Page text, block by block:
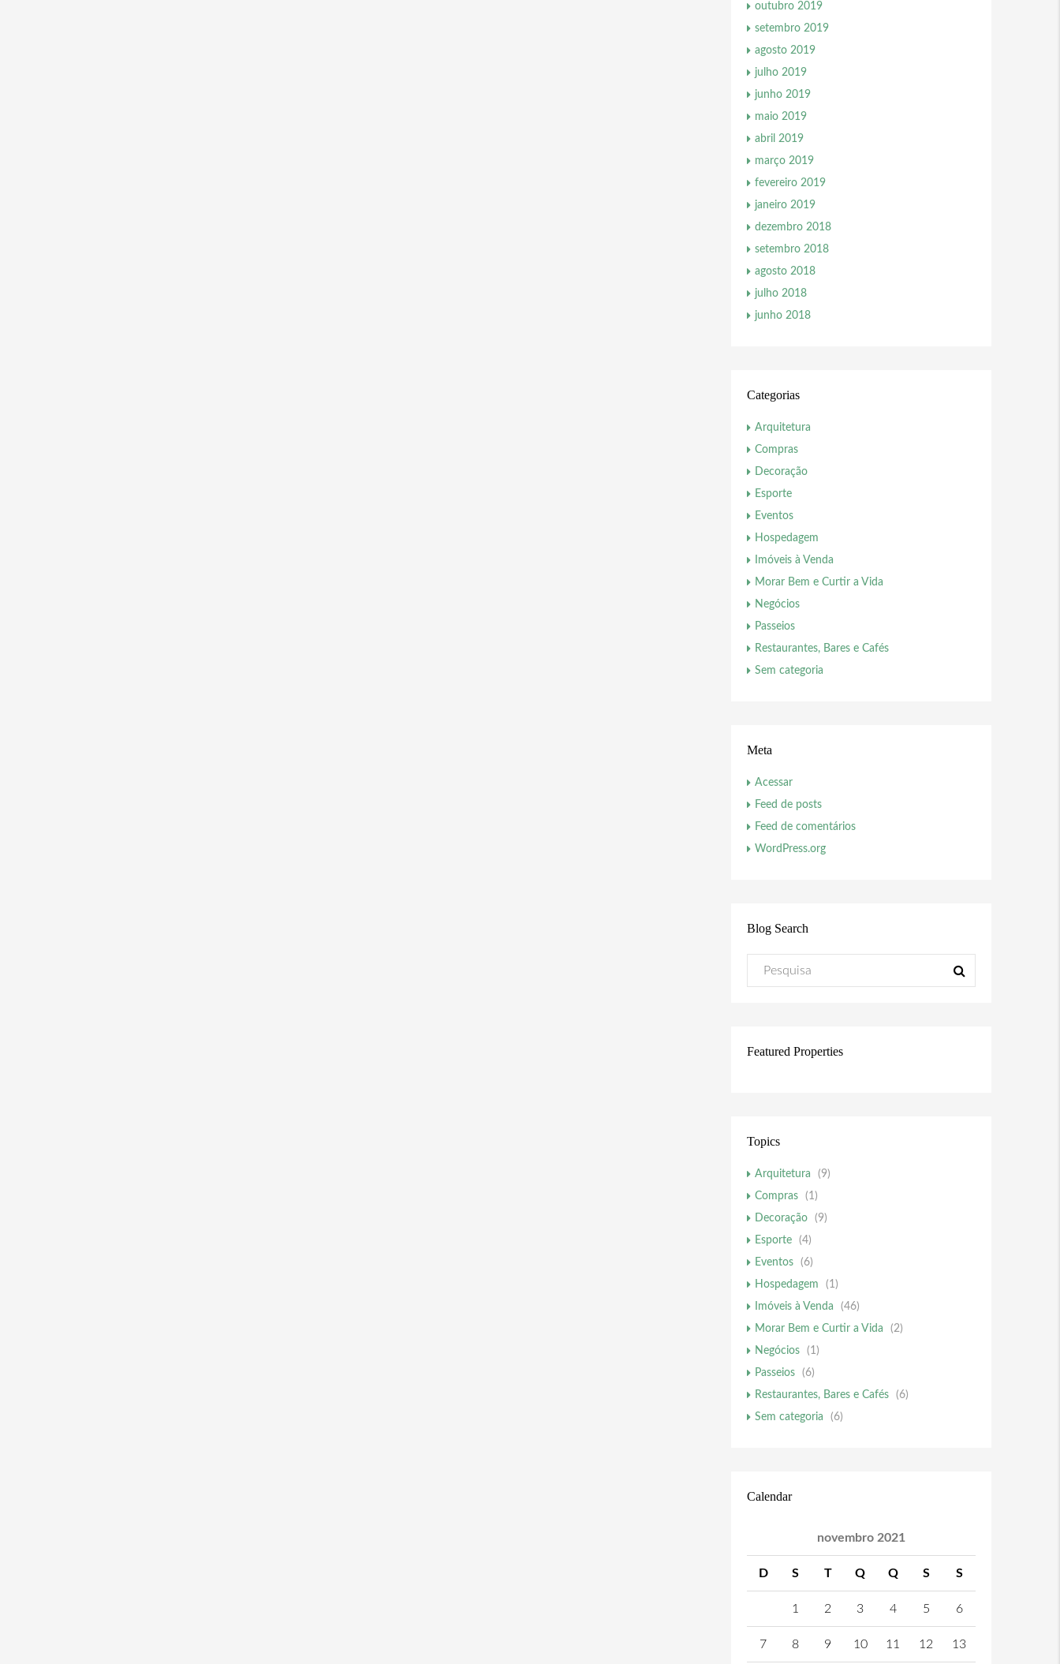
outubro 2019
setembro 2019
agosto 2019
julho 2019
junho 2019
maio 2019
abril 2019
março 2019
fevereiro 2019
janeiro 2019
dezembro 2018
setembro 2018
agosto 2018
julho 2018
junho 2018
Categorias
Arquitetura
Compras
Decoração
Esporte
Eventos
Hospedagem
Imóveis à Venda
Morar Bem e Curtir a Vida
Negócios
Passeios
Restaurantes, Bares e Cafés
Sem categoria
Meta
Acessar
Feed de posts
Feed de comentários
WordPress.org
Blog Search
Featured Properties
Topics
Arquitetura
(9)
Compras
(1)
Decoração
(9)
Esporte
(4)
Eventos
(6)
Hospedagem
(1)
Imóveis à Venda
(46)
Morar Bem e Curtir a Vida
(2)
Negócios
(1)
Passeios
(6)
Restaurantes, Bares e Cafés
(6)
Sem categoria
(6)
Calendar
novembro 2021
D S T Q Q S S
1 2 3 4 5 6
7 8 9 10 11 12 13